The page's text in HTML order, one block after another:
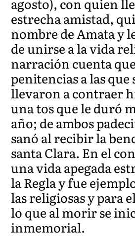
agosto), con quien
estrecha amistad,
nombre de Amata y
de unirse a la vida
narración cuenta
penitencias a las que
llevaron a contraer
una tos que le duró
año; de ambos
sanó al recibir la
santa Clara. En el
una vida apegada
la Regla y fue
las religiosas y para
lo que al morir se
inmemorial.